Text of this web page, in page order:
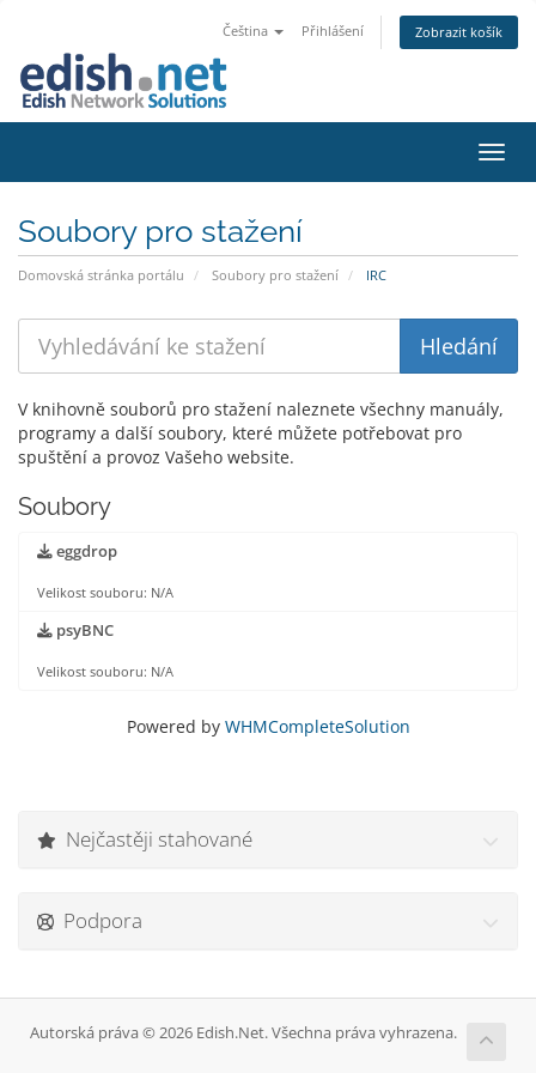
Čeština Přihlášení Zobrazit košík
Soubory pro stažení
Domovská stránka portálu Soubory pro stažení IRC
V knihovně souborů pro stažení naleznete všechny manuály,
programy a další soubory, které můžete potřebovat pro
spuštění a provoz Vašeho website.
Soubory
eggdrop
Velikost souboru: N/A
psyBNC
Velikost souboru: N/A
Powered by WHMCompleteSolution
Nejčastěji stahované
Podpora
Autorská práva © 2026 Edish.Net. Všechna práva vyhrazena.